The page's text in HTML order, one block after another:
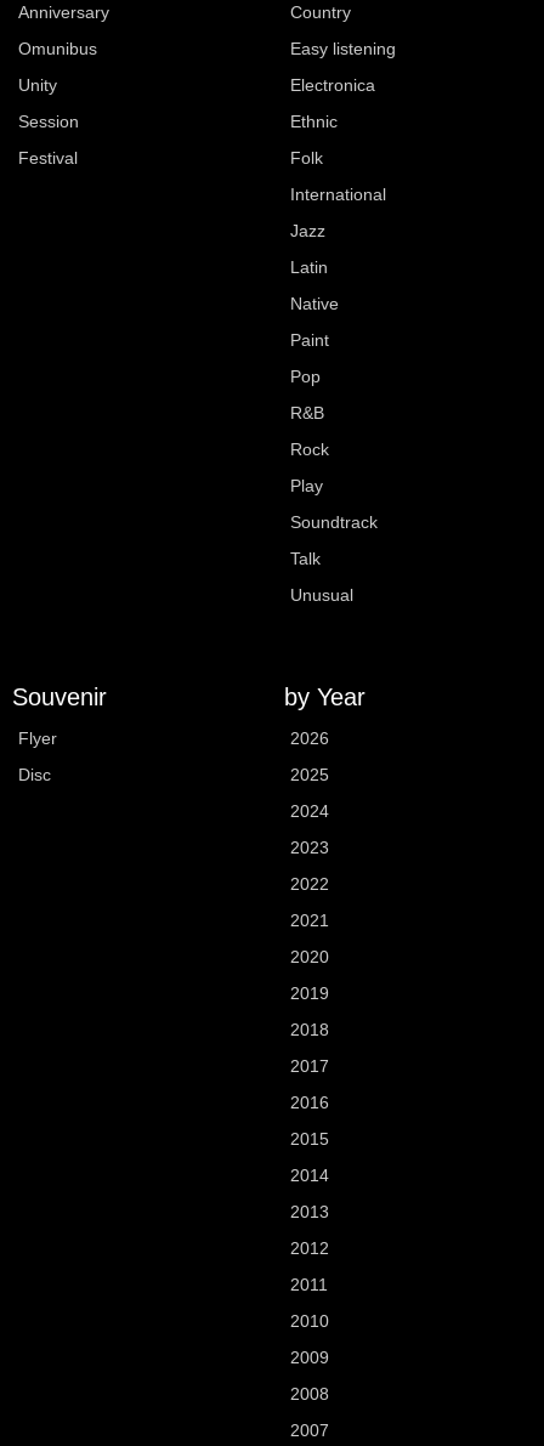
Anniversary
Omunibus
Unity
Session
Festival
Country
Easy listening
Electronica
Ethnic
Folk
International
Jazz
Latin
Native
Paint
Pop
R&B
Rock
Play
Soundtrack
Talk
Unusual
Souvenir
Flyer
Disc
by Year
2026
2025
2024
2023
2022
2021
2020
2019
2018
2017
2016
2015
2014
2013
2012
2011
2010
2009
2008
2007